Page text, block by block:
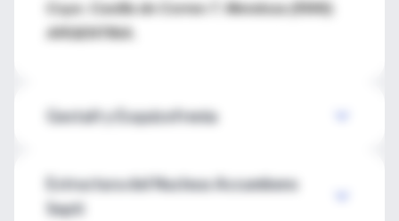
Cuyo. Casilla de Correo 7. Mendoza (5500).
Gestalt y Esquizofrenia
Estructura del Nucleus Accumbens
Septi